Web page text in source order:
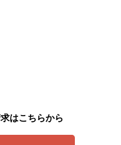
はこちらから